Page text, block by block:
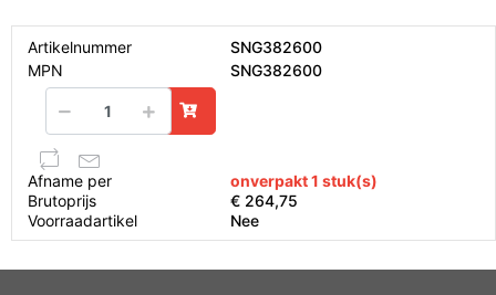
Artikelnummer
SNG382600
MPN
SNG382600
Afname per
onverpakt 1 stuk(s)
Brutoprijs
€ 264,75
Voorraadartikel
Nee